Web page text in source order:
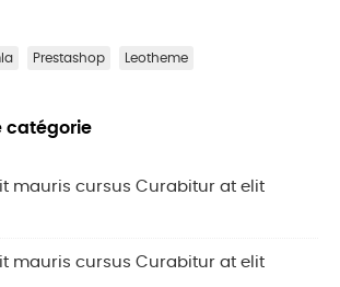
Prestashop Leotheme
catégorie
mauris cursus Curabitur at elit
mauris cursus Curabitur at elit